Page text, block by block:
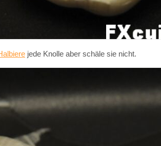
jede Knolle aber schäle sie nicht.